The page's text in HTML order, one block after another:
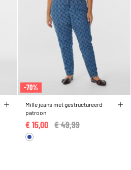
-70%
Mille jeans met gestructureerd
patroon
Price reduced from
€ 49,99
€ 15,00